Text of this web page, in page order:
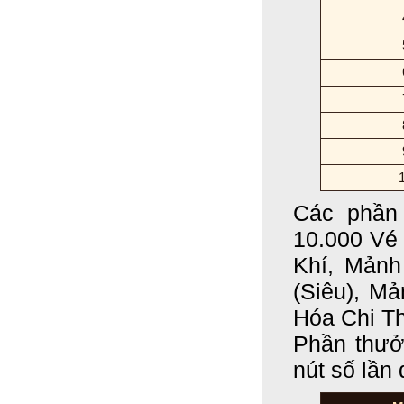
Các
10.000
Khí,
(Siêu),
Hóa Chi
Phần
nút số lần